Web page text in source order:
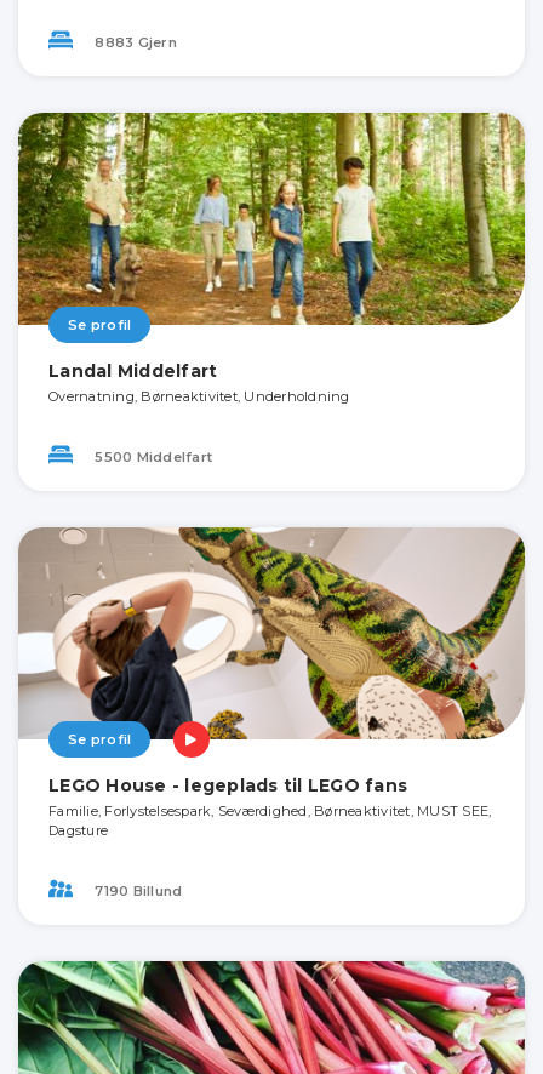
8883 Gjern
Se profil
Landal Middelfart
Overnatning, Børneaktivitet, Underholdning
5500 Middelfart
Se profil
LEGO House - legeplads til LEGO fans
Familie, Forlystelsespark, Seværdighed, Børneaktivitet, MUST SEE,
Dagsture
7190 Billund